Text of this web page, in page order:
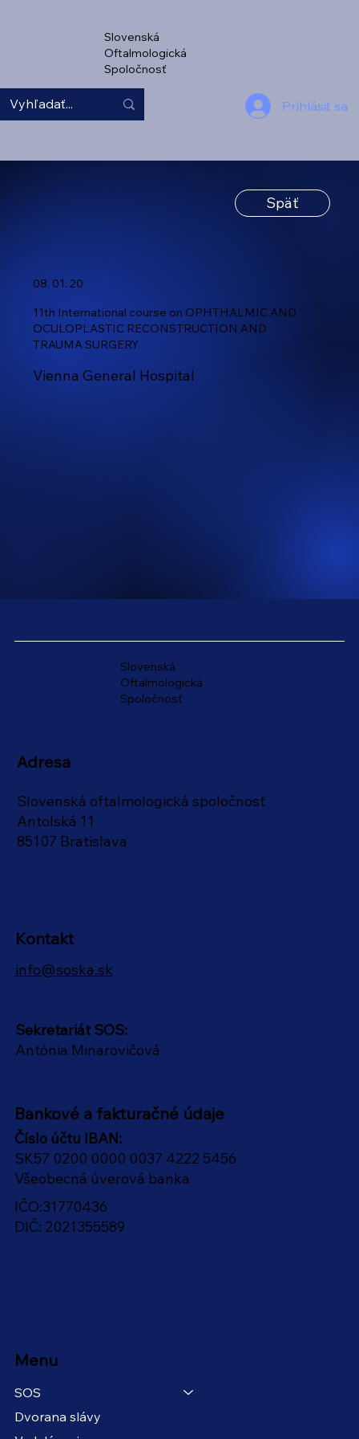
Slovenská
Oftalmologická
Spoločnosť
Prihlásiť sa
Späť
08. 01. 20
11th International course on OPHTHALMIC AND
OCULOPLASTIC RECONSTRUCTION AND
TRAUMA SURGERY
Vienna General Hospital
Slovenská
Oftalmologická
Spoločnosť
Adresa
Slovenská oftalmologická spoločnosť
Antolská 11
85107 Bratislava
Bankové a fakturačné údaje
Číslo účtu IBAN:
SK57 0200 0000 0037 4222 5456
Všeobecná úverová banka
IČO:31770436
DIČ: 2021355589
Kontakt
info@soska.sk
Sekretariát SOS:
Antónia Minarovičová
Menu
SOS
Dvorana slávy